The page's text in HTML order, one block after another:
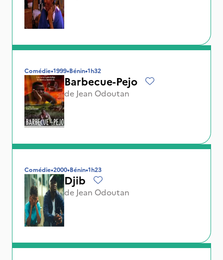
Comédie•1999•Bénin•1h32
Barbecue-Pejo
de Jean Odoutan
Comédie•2000•Bénin•1h23
Djib
de Jean Odoutan